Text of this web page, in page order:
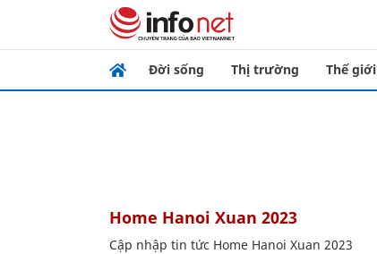
Đời sống Thị trường Thế giới
Home Hanoi Xuan 2023
Cập nhập tin tức Home Hanoi Xuan 2023